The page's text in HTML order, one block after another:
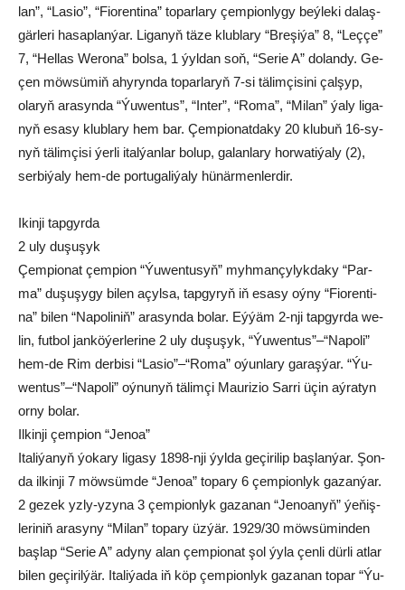
lan”, “La­sio”, “Fio­ren­ti­na” to­par­la­ry çem­pi­on­ly­gy beý­le­ki da­laş­
gär­le­ri ha­sap­lan­ýar. Li­ga­nyň tä­ze klub­la­ry “Bre­şi­ýa” 8, “Leç­çe”
7, “Hel­las We­ro­na” bol­sa, 1 ýyl­dan soň, “Se­rie A” do­lan­dy. Ge­
çen möw­sü­miň ahy­ryn­da to­par­la­ryň 7-si tä­lim­çi­si­ni çal­şyp,
ola­ryň ara­syn­da “Ýu­wen­tus”, “In­ter”, “Ro­ma”, “Mi­lan” ýa­ly li­ga­
nyň esa­sy klub­la­ry hem bar. Çem­pio­nat­da­ky 20 klu­buň 16-sy­
nyň tä­lim­çi­si ýer­li ital­ýan­lar bo­lup, ga­lan­la­ry hor­wa­ti­ýa­ly (2),
ser­bi­ýa­ly hem-de por­tu­ga­li­ýa­ly hü­när­men­ler­dir.
Ikin­ji tap­gyr­da
2 uly du­şu­şyk
Çem­pio­nat çem­pi­on “Ýu­wen­tu­syň” myh­man­çy­lyk­da­ky “Par­
ma” du­şu­şy­gy bi­len açyl­sa, tap­gy­ryň iň esa­sy oý­ny “Fio­ren­ti­
na” bi­len “Na­po­li­niň” ara­syn­da bo­lar. Eý­ýäm 2-nji tap­gyr­da we­
lin, fut­bol jan­kö­ýer­le­ri­ne 2 uly du­şu­şyk, “Ýu­wen­tus”–“Na­po­li”
hem-de Rim der­bi­si “La­sio”–“Ro­ma” oýun­la­ry ga­raş­ýar. “Ýu­
wen­tus”–“Na­po­li” oý­nu­nyň tä­lim­çi Maurizio Sar­ri üçin aý­ra­tyn
or­ny bo­lar.
Il­kin­ji çem­pi­on “Je­noa”
Ita­li­ýa­nyň ýo­ka­ry li­ga­sy 1898-nji ýyl­da ge­çi­ri­lip baş­lanýar. Şon­
da il­kin­ji 7 möw­süm­de “Je­noa” to­pa­ry 6 çem­pi­on­lyk ga­zan­ýar.
2 ge­zek yz­ly-yzy­na 3 çem­pi­on­lyk ga­za­nan “Je­noa­nyň” ýe­ňiş­
le­ri­niň ara­sy­ny “Mi­lan” to­pa­ry üz­ýär. 1929/30 möw­sü­min­den
baş­lap “Se­rie A” ady­ny alan çem­pio­nat şol ýy­la çen­li dür­li at­lar
bi­len ge­çi­ril­ýär. Ita­li­ýa­da iň köp çem­pi­on­lyk ga­za­nan to­par “Ýu­